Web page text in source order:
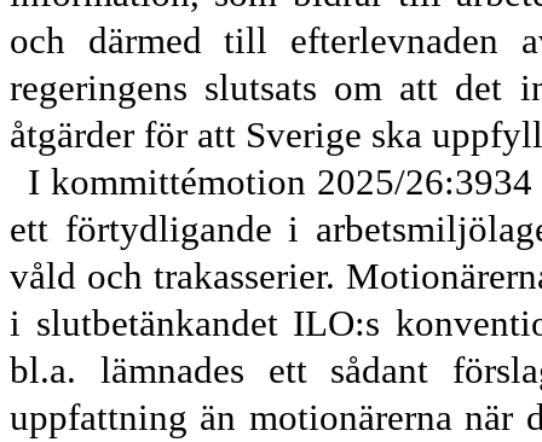
och därmed till efterlevnaden
regeringens slutsats om att det
åtgärder för att Sverige ska
I kommittémotion 2025/26:3934
ett förtydligande i
våld och trakasserier.
i slutbetänkandet ILO:s
bl.a. lämnades ett sådant
uppfattning än motionärerna när